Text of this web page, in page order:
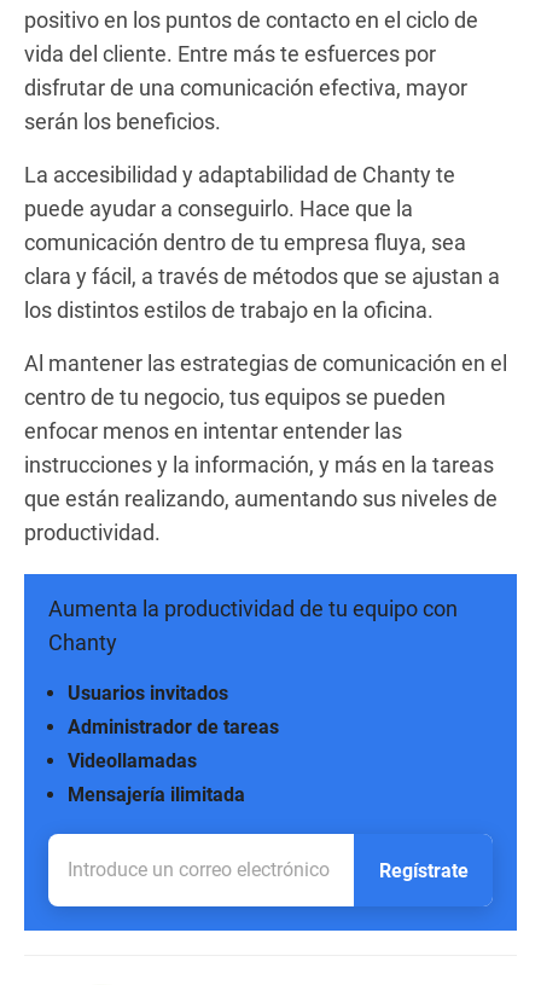
positivo en los puntos de contacto en el ciclo de
vida del cliente. Entre más te esfuerces por
disfrutar de una comunicación efectiva, mayor
serán los beneficios.
La accesibilidad y adaptabilidad de Chanty te
puede ayudar a conseguirlo. Hace que la
comunicación dentro de tu empresa fluya, sea
clara y fácil, a través de métodos que se ajustan a
los distintos estilos de trabajo en la oficina.
Al mantener las estrategias de comunicación en el
centro de tu negocio, tus equipos se pueden
enfocar menos en intentar entender las
instrucciones y la información, y más en la tareas
que están realizando, aumentando sus niveles de
productividad.
Aumenta la productividad de tu equipo con
Chanty
Mensajería ilimitada
Videollamadas
Administrador de tareas
Usuarios invitados
Regístrate